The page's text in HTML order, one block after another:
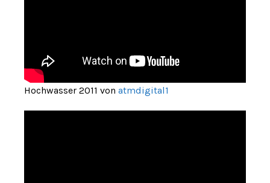
Hochwasser 2011 von atmdigital1